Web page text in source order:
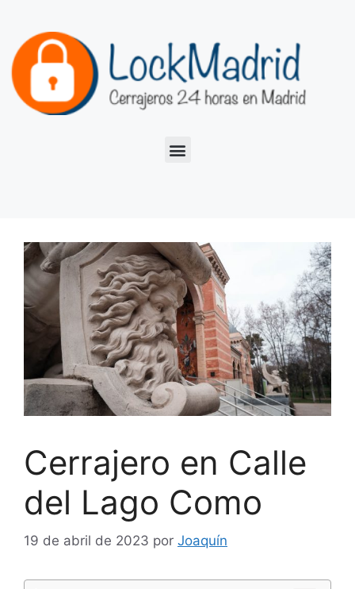
Cerrajero en Calle
del Lago Como
19 de abril de 2023 por Joaquín